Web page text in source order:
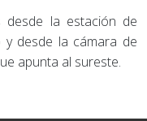
desde la estación de
desde la cámara de
apunta al sureste.